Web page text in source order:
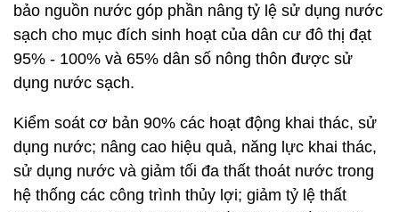
bảo nguồn nước góp phần nâng tỷ lệ sử dụng nước
sạch cho mục đích sinh hoạt của dân cư đô thị đạt
95% - 100% và 65% dân số nông thôn được sử
dụng nước sạch.
Kiểm soát cơ bản 90% các hoạt động khai thác, sử
dụng nước; nâng cao hiệu quả, năng lực khai thác,
sử dụng nước và giảm tối đa thất thoát nước trong
hệ thống các công trình thủy lợi; giảm tỷ lệ thất